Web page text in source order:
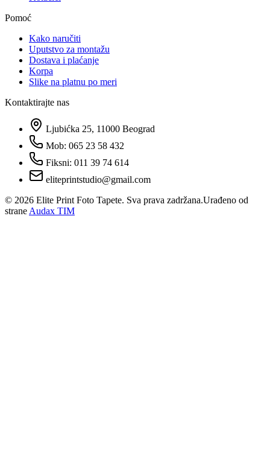
Pomoć
Kako naručiti
Uputstvo za montažu
Dostava i plaćanje
Korpa
Slike na platnu po meri
Kontaktirajte nas
Ljubićka 25, 11000 Beograd
Mob: 065 23 58 432
Fiksni: 011 39 74 614
eliteprintstudio@gmail.com
© 2026 Elite Print Foto Tapete. Sva prava zadržana.Urađeno od
strane Audax TIM